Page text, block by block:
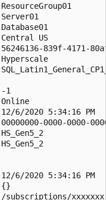
US
839f-4171-80af-
1
2020 5:34:16 PM
0000-0000-
2020 5:34:16 PM
xxxxxxx-xxxx-